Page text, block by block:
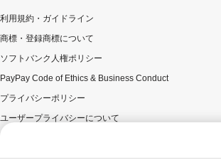
利用規約・ガイドライン
商標・登録商標について
ソフトバンク人権ポリシー
PayPay Code of Ethics & Business Conduct
プライバシーポリシー
ユーザープライバシーについて
ウェブサイト利用規約